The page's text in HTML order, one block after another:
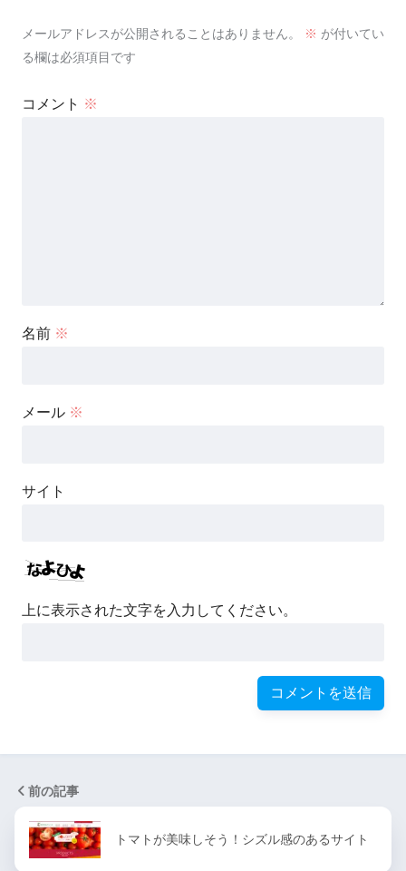
メールアドレスが公開されることはありません。 ※ が付いてい
る欄は必須項目です
コメント ※
名前 ※
メール ※
サイト
上に表示された文字を入力してください。
前の記事
トマトが美味しそう！シズル感のあるサイト